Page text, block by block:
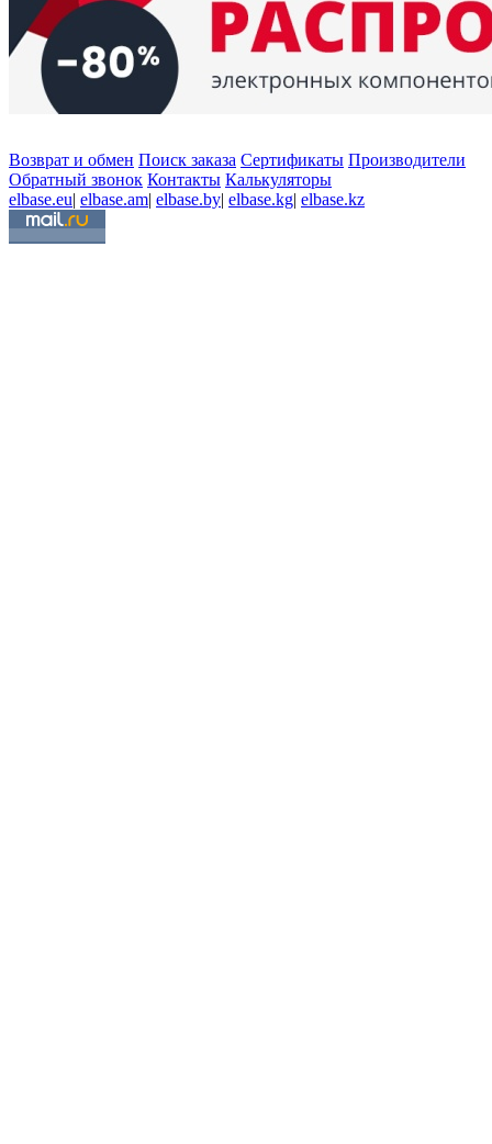
Возврат и обмен Поиск заказа Сертификаты Производители
Обратный звонок Контакты Калькуляторы
elbase.eu| elbase.am| elbase.by| elbase.kg| elbase.kz